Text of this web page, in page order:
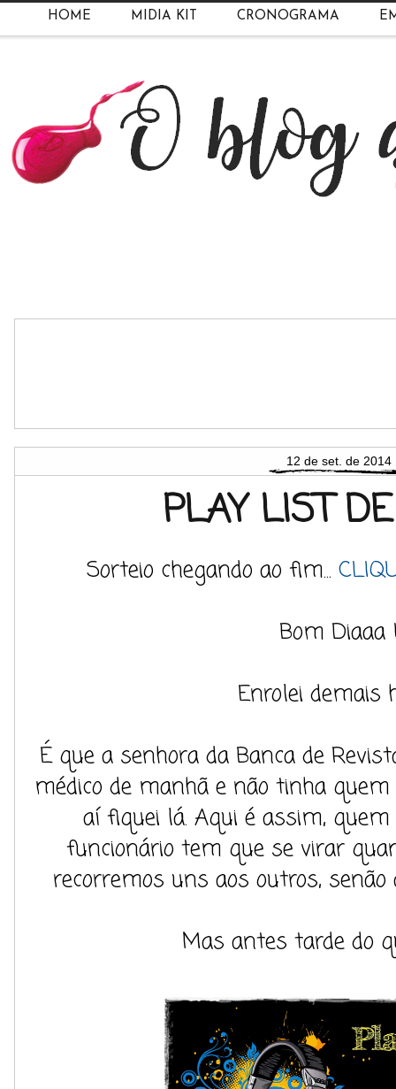
HOME MIDIA KIT CRONOGRAMA
12 de set. de 2014
PLAY LIST
Sorteio chegando ao fim...
Bom Diaaa
Enrolei demais
É que a senhora da Banca de
médico de manhã e não tinha
aí fiquei lá. Aqui é assim,
funcionário tem que se virar
recorremos uns aos outros,
Mas antes tarde do